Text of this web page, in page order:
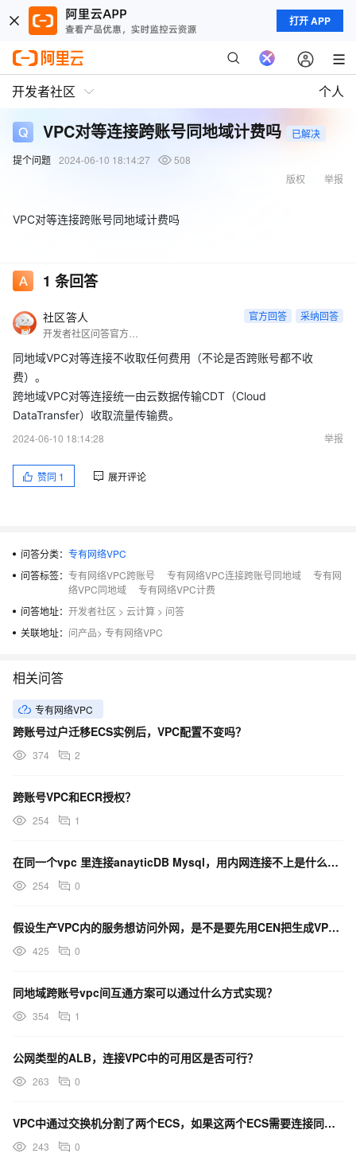
打开 APP
开发者社区 个人
VPC对等连接跨账号同地域计费吗
已解决
提个问题 2024-06-10 18:14:27
508
举报
版权
VPC对等连接跨账号同地域计费吗
1 条回答
社区答人 官方回答 采纳回答
同地域VPC对等连接不收取任何费用（不论是否跨账号都不收
费）。
跨地域VPC对等连接统一由云数据传输CDT（Cloud
DataTransfer）收取流量传输费。
2024-06-10 18:14:28
举报
赞同 1 展开评论
问答分类： 专有网络VPC
问答标签： 专有网络VPC跨账号 专有网络VPC连接跨账号同地域
专有网
络VPC同地域
专有网络VPC计费
问答地址： 开发者社区 > 云计算 > 问答
关联地址： 问产品> 专有网络VPC
相关问答
专有网络VPC
跨账号过户迁移ECS实例后，VPC配置不变吗？
374 2
跨账号VPC和ECR授权？
254 1
在同一个vpc 里连接anayticDB Mysql，用内网连接不上是什么原因？
254 0
假设生产VPC内的服务想访问外网，是不是要先用CEN把生成VPC和互联网VPC连接起来？
425 0
同地域跨账号vpc间互通方案可以通过什么方式实现？
354 1
公网类型的ALB，连接VPC中的可用区是否可行？
263 0
VPC中通过交换机分割了两个ECS，如果这两个ECS需要连接同一个数据库，应该怎么配置？
243 0